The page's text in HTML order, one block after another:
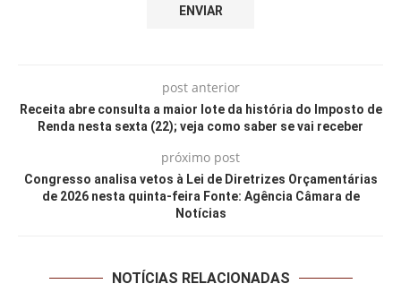
post anterior
Receita abre consulta a maior lote da história do Imposto de
Renda nesta sexta (22); veja como saber se vai receber
próximo post
Congresso analisa vetos à Lei de Diretrizes Orçamentárias
de 2026 nesta quinta-feira Fonte: Agência Câmara de
Notícias
NOTÍCIAS RELACIONADAS